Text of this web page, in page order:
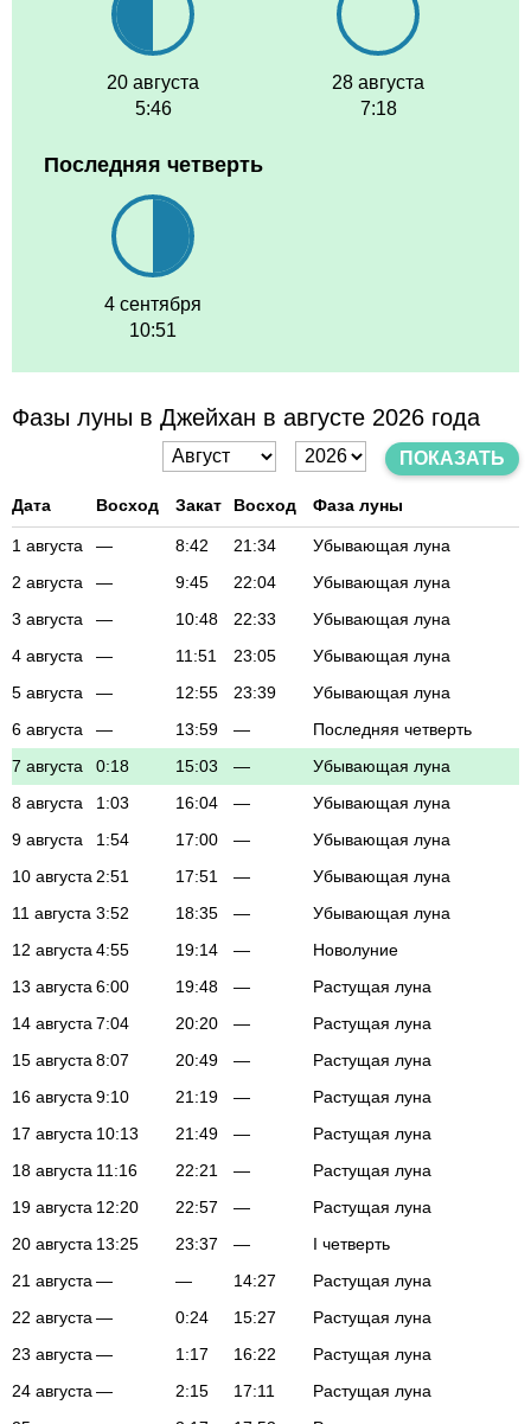
20 августа
5:46
28 августа
7:18
Последняя четверть
4 сентября
10:51
Фазы луны в Джейхан в августе 2026 года
ПОКАЗАТЬ
Дата Восход Закат Восход Фаза луны
1 августа — 8:42 21:34
Убывающая луна
2 августа
— 9:45 22:04
Убывающая луна
3 августа
— 10:48 22:33
Убывающая луна
4 августа
— 11:51 23:05
Убывающая луна
5 августа
— 12:55 23:39
Убывающая луна
6 августа
— 13:59 —
Последняя четверть
7 августа
0:18 15:03 —
Убывающая луна
8 августа
1:03 16:04 —
Убывающая луна
9 августа
1:54 17:00 —
Убывающая луна
10 августа 2:51 17:51 —
Убывающая луна
11 августа 3:52 18:35 —
Убывающая луна
12 августа 4:55 19:14 —
Новолуние
13 августа 6:00 19:48 —
Растущая луна
14 августа 7:04 20:20 —
Растущая луна
15 августа 8:07 20:49 —
Растущая луна
16 августа 9:10 21:19 —
Растущая луна
17 августа 10:13 21:49 —
Растущая луна
18 августа 11:16 22:21 —
Растущая луна
19 августа 12:20 22:57 —
Растущая луна
20 августа 13:25 23:37 —
I четверть
21 августа — — 14:27
Растущая луна
22 августа — 0:24 15:27
Растущая луна
23 августа — 1:17 16:22
Растущая луна
24 августа — 2:15 17:11
Растущая луна